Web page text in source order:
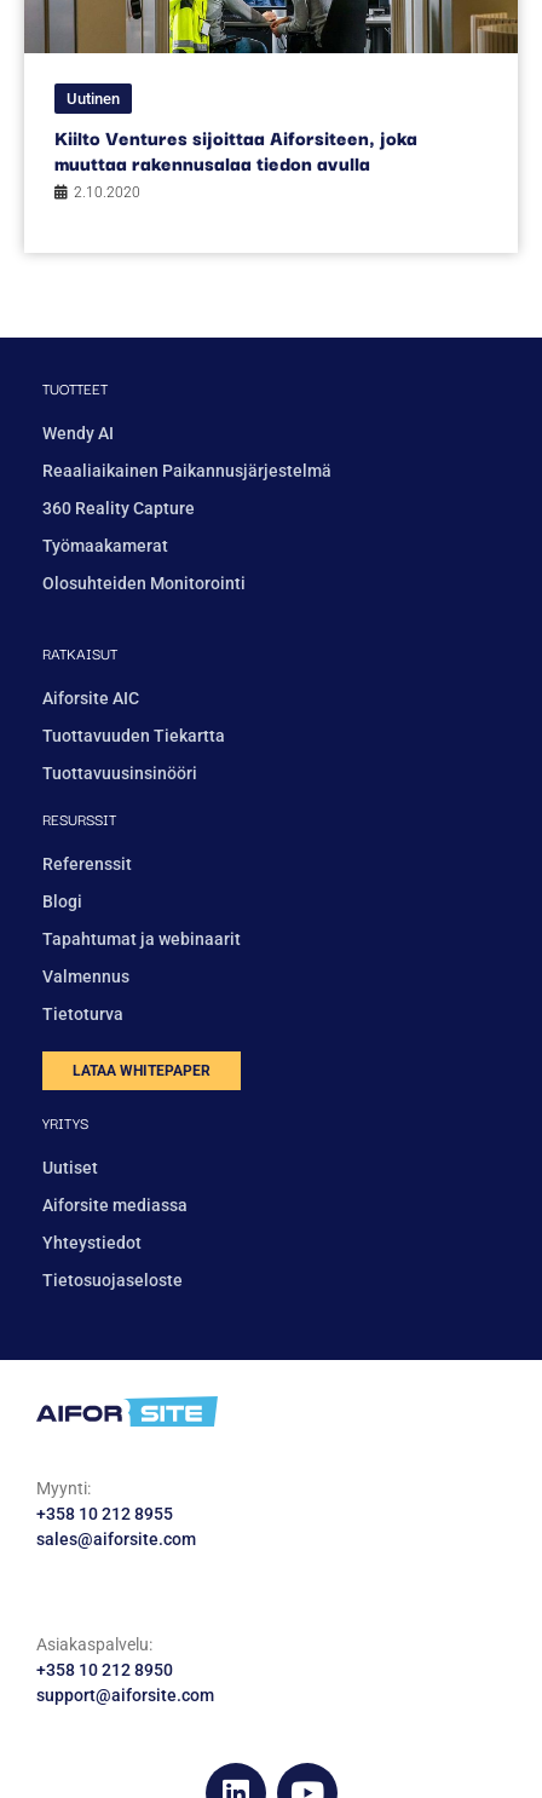
Uutinen
Kiilto Ventures sijoittaa Aiforsiteen, joka
muuttaa rakennusalaa tiedon avulla
2.10.2020
TUOTTEET
Wendy AI
Reaaliaikainen Paikannusjärjestelmä
360 Reality Capture
Työmaakamerat
Olosuhteiden Monitorointi
RATKAISUT
Aiforsite AIC
Tuottavuuden Tiekartta
Tuottavuusinsinööri
RESURSSIT
Referenssit
Blogi
Tapahtumat ja webinaarit
Valmennus
Tietoturva
LATAA WHITEPAPER
YRITYS
Uutiset
Aiforsite mediassa
Yhteystiedot
Tietosuojaseloste
Myynti:
+358 10 212 8955
sales@aiforsite.com
Asiakaspalvelu:
+358 10 212 8950
support@aiforsite.com